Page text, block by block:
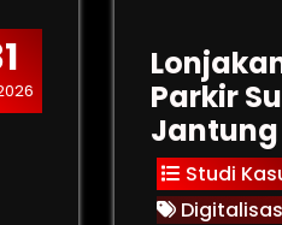
Parkir
Studi